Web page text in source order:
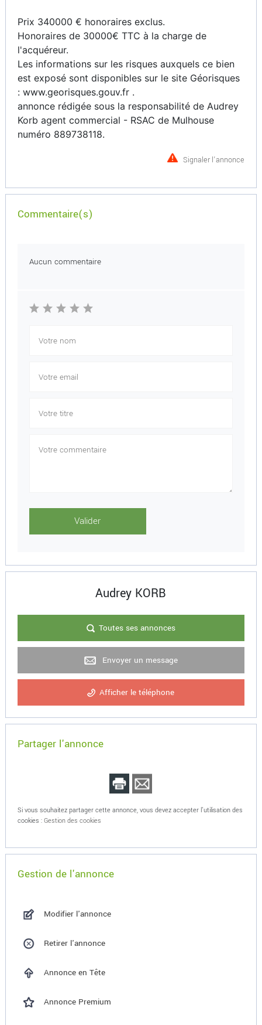
Prix 340000 € honoraires exclus.
Honoraires de 30000€ TTC à la charge de
l'acquéreur.
Les informations sur les risques auxquels ce bien
est exposé sont disponibles sur le site Géorisques
: www.georisques.gouv.fr .
annonce rédigée sous la responsabilité de Audrey
Korb agent commercial - RSAC de Mulhouse
numéro 889738118.
Signaler l'annonce
Commentaire(s)
Aucun commentaire
Audrey KORB
Toutes ses annonces
Envoyer un message
Afficher le téléphone
Partager l'annonce
Si vous souhaitez partager cette annonce, vous devez accepter l'utilisation des
cookies : Gestion des cookies
Gestion de l'annonce
Modifier l'annonce
Retirer l'annonce
Annonce en Tête
Annonce Premium